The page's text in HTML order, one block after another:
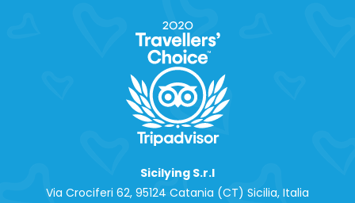
Sicilying S.r.l
Via Crociferi 62, 95124 Catania (CT) Sicilia, Italia